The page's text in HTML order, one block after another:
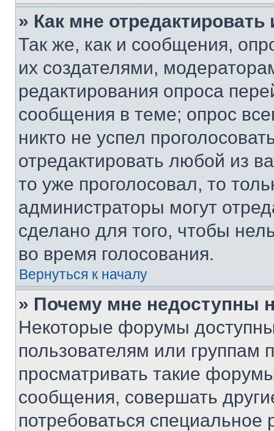
» Как мне
Так же, как и сообщения,
их создателями,
редактирования опроса
сообщения в теме; опрос
никто не успел
отредактировать любой из
то уже проголосовал, то
администраторы могут
сделано для того, чтобы
во время голосования.
Вернуться к началу
» Почему мне недоступны
Некоторые форумы
пользователям или группам
просматривать такие
сообщения, совершать
потребоваться